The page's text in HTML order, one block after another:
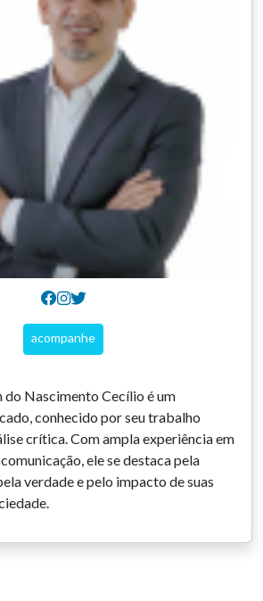
acompanhe
do Nascimento Cecílio é um
conhecido por seu trabalho
crítica. Com ampla experiência em
ele se destaca pela
verdade e pelo impacto de suas